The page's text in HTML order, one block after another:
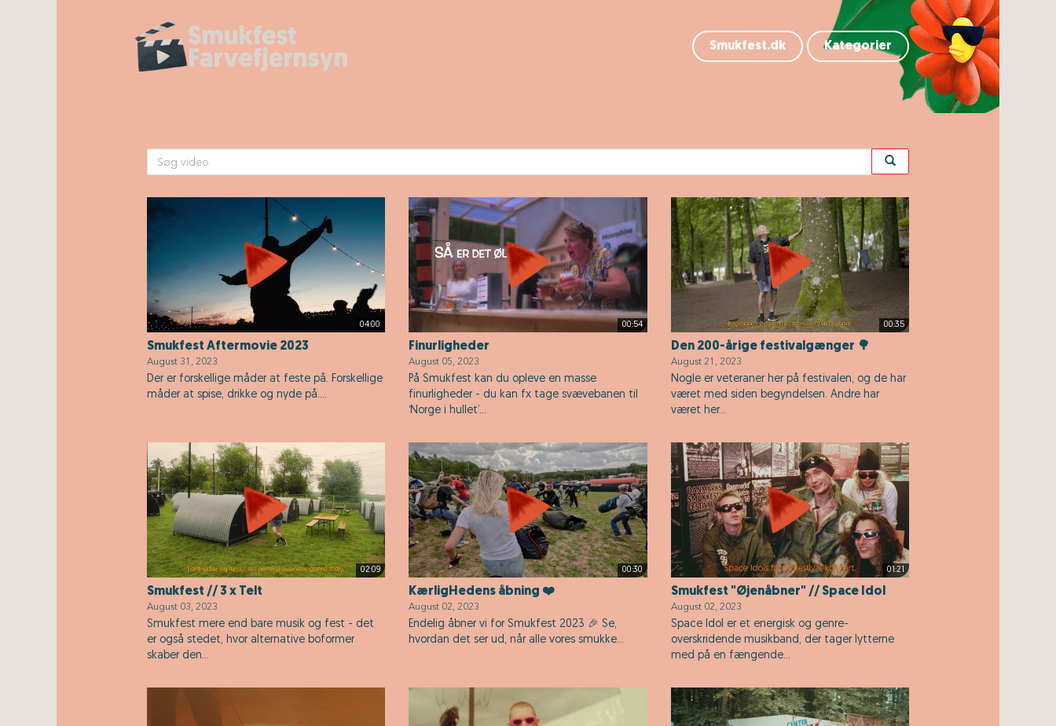
Smukfest.dk Kategorier
04:00
Smukfest Aftermovie 2023
August 31, 2023
Der er forskellige måder at feste på. Forskellige
måder at spise, drikke og nyde på....
00:54
Finurligheder
August 05, 2023
På Smukfest kan du opleve en masse
finurligheder - du kan fx tage svævebanen til
‘Norge i hullet’...
00:35
Den 200-årige festivalgænger 🌳
August 21, 2023
Nogle er veteraner her på festivalen, og de har
været med siden begyndelsen. Andre har
været her...
02:09
Smukfest // 3 x Telt
August 03, 2023
Smukfest mere end bare musik og fest - det
er også stedet, hvor alternative boformer
skaber den...
00:30
KærligHedens åbning ❤️
August 02, 2023
Endelig åbner vi for Smukfest 2023 🎉 Se,
hvordan det ser ud, når alle vores smukke...
01:21
Smukfest "Øjenåbner" // Space Idol
August 02, 2023
Space Idol er et energisk og genre-
overskridende musikband, der tager lytterne
med på en fængende...